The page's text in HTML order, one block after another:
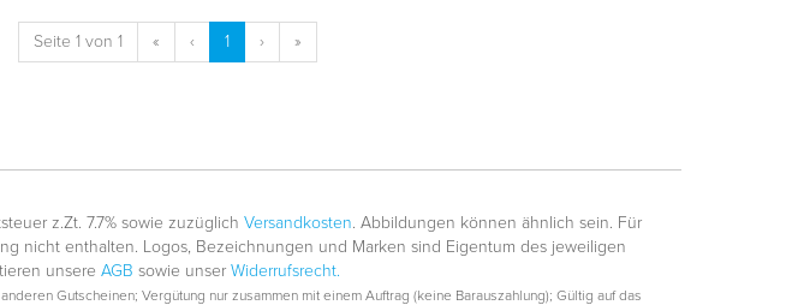
Seite 1 von 1 « ‹ 1 › »
z.Zt. 7.7% sowie zuzüglich Versandkosten. Abbildungen können ähnlich sein. Für
nicht enthalten. Logos, Bezeichnungen und Marken sind Eigentum des jeweiligen
unsere AGB sowie unser Widerrufsrecht.
Gutscheinen; Vergütung nur zusammen mit einem Auftrag (keine Barauszahlung); Gültig auf das